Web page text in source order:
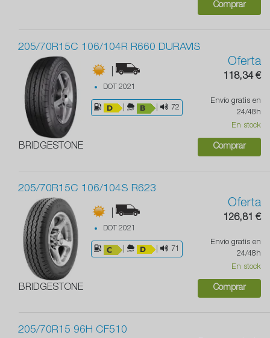
Comprar
205/70R15C 106/104R R660 DURAVIS
BRIDGESTONE
|
DOT 2021
72
Oferta
118,34 €
Envío gratis en
24/48h
En stock
Comprar
205/70R15C 106/104S R623
BRIDGESTONE
|
DOT 2021
71
Oferta
126,81 €
Envío gratis en
24/48h
En stock
Comprar
205/70R15 96H CF510